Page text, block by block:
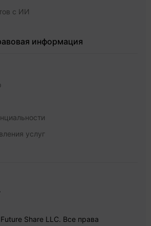
с ИИ
информация
услуг
Share LLC. Все права